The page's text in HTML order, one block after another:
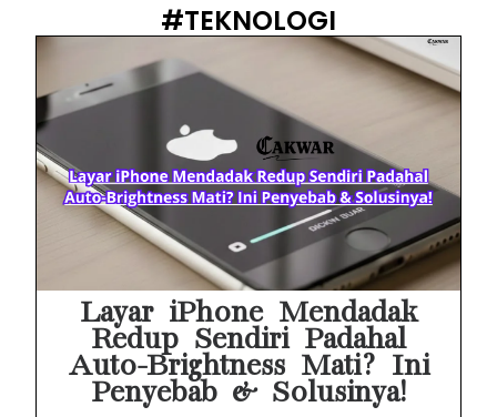
#TEKNOLOGI
Layar iPhone Mendadak
Redup Sendiri Padahal
Auto-Brightness Mati? Ini
Penyebab & Solusinya!